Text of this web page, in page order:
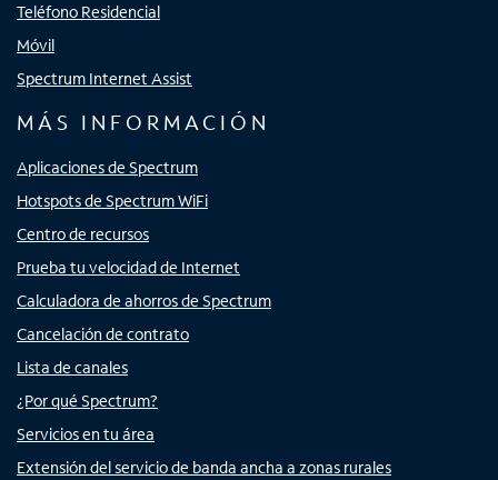
Teléfono Residencial
Móvil
Spectrum Internet Assist
MÁS INFORMACIÓN
Aplicaciones de Spectrum
Hotspots de Spectrum WiFi
Centro de recursos
Prueba tu velocidad de Internet
Calculadora de ahorros de Spectrum
Cancelación de contrato
Lista de canales
¿Por qué Spectrum?
Servicios en tu área
Extensión del servicio de banda ancha a zonas rurales